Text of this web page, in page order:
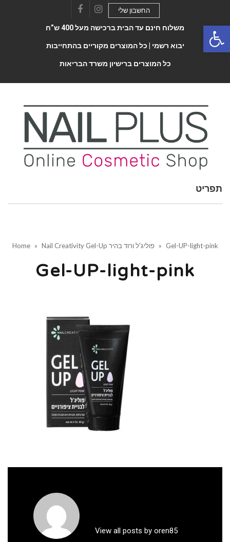
FacebookInstagram
החשבון שלי
משלוח חינם עד הבית ברכישה מעל 400 ש”ח
יבוא רשמי | כל המוצרים מקוריים בהתחייבות
כל המוצרים ברישיון משרד הבריאות
Toggle
תפריט
Home » Nail Creativity Gel-Up פוליג'ל ורוד בהיר » Gel-UP-light-pink
Gel-UP-light-pink
View all posts by oren85